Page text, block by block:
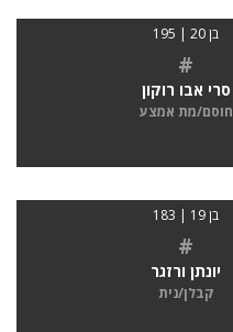
בן 20 | 195
#
סרי אבו רוקון
חוסם/מת אמצע
בן 19 | 183
#
יונתן ורזגר
קבלן/נית